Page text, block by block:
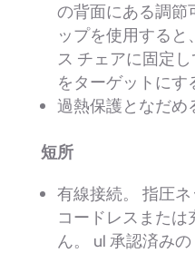
の背面にある調節
ップを使用すると
ス チェアに固定
をターゲットにす
過熱保護となだめ
短所
有線接続。 指圧
コードレスまた
ん。 ul 承認済み